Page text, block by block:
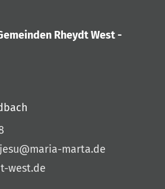
Rheydt West -
marta.de
west.de